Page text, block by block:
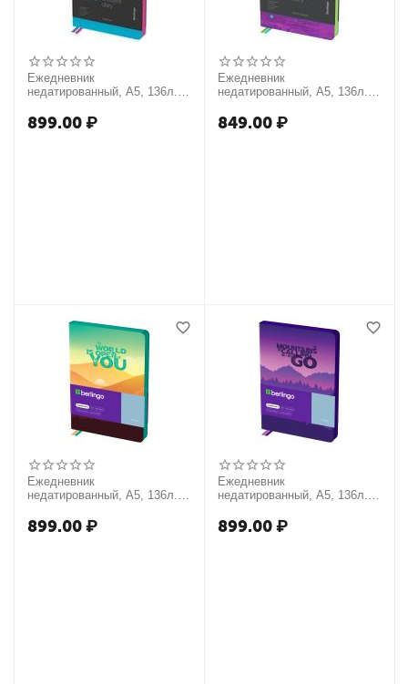
Ежедневник
недатированный, А5, 136л.,
розовый/голубой градиент
899.00₽
Ежедневник
недатированный, А5, 136л.,
Future", зеленый срез, с
рисунком
849.00₽
Ежедневник
недатированный, А5, 136л.,
мятный срез, с рисунком
899.00₽
Ежедневник
недатированный, А5, 136л.,
фиолетовый срез, с
рисунком
899.00₽